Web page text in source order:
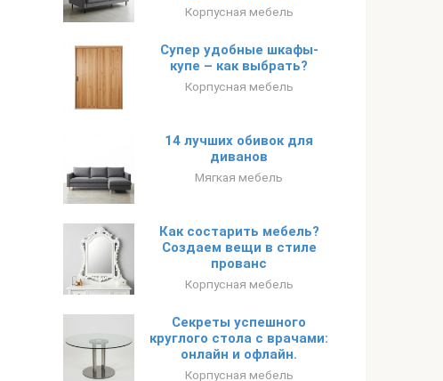
Корпусная мебель
Супер удобные шкафы-
купе – как выбрать?
Корпусная мебель
14 лучших обивок для
диванов
Мягкая мебель
Как состарить мебель?
Создаем вещи в стиле
прованс
Корпусная мебель
Секреты успешного
круглого стола с врачами:
онлайн и офлайн.
Корпусная мебель